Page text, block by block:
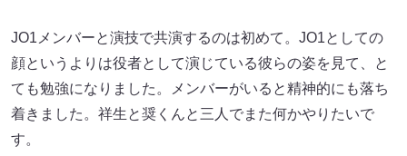
JO1メンバーと演技で共演するのは初めて。JO1としての
顔というよりは役者として演じている彼らの姿を見て、と
ても勉強になりました。メンバーがいると精神的にも落ち
着きました。祥生と奨くんと三人でまた何かやりたいで
す。